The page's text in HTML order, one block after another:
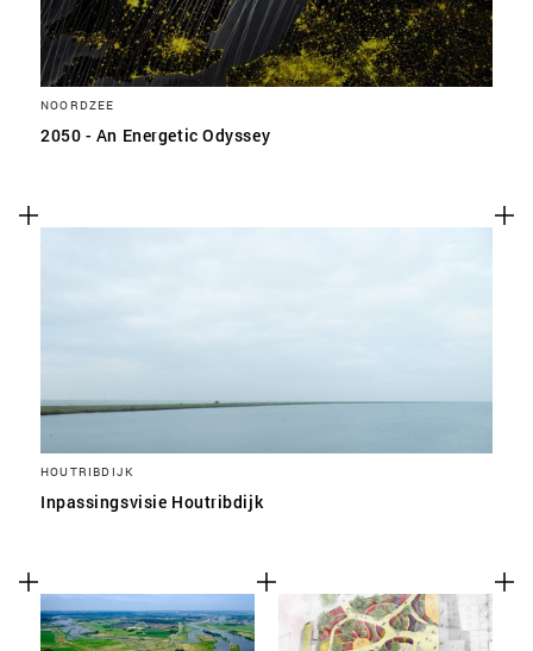
NOORDZEE
2050 - An Energetic Odyssey
HOUTRIBDIJK
Inpassingsvisie Houtribdijk